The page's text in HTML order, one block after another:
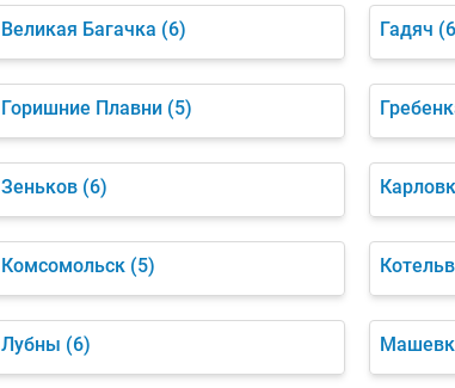
Великая Багачка (6) Гадяч
Горишние Плавни (5)
Зеньков (6)
Комсомольск (5)
Лубны (6)